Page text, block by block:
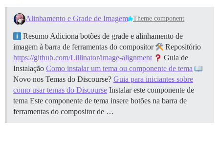
Alinhamento e Grade de Imagem Theme component
Resumo Adiciona botões de grade e alinhamento de
imagem à barra de ferramentas do compositor
Repositório
https://github.com/Lillinator/image-alignment
Guia de
Instalação Como instalar um tema ou componente de tema
Novo nos Temas do Discourse? Guia para iniciantes sobre
como usar temas do Discourse Instalar este componente de
tema Este componente de tema insere botões na barra de
ferramentas do compositor de …